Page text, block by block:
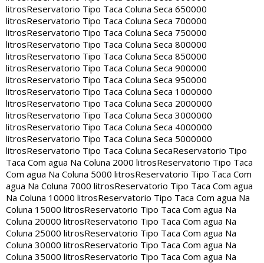
litrosReservatorio Tipo Taca Coluna Seca 650000
litrosReservatorio Tipo Taca Coluna Seca 700000
litrosReservatorio Tipo Taca Coluna Seca 750000
litrosReservatorio Tipo Taca Coluna Seca 800000
litrosReservatorio Tipo Taca Coluna Seca 850000
litrosReservatorio Tipo Taca Coluna Seca 900000
litrosReservatorio Tipo Taca Coluna Seca 950000
litrosReservatorio Tipo Taca Coluna Seca 1000000
litrosReservatorio Tipo Taca Coluna Seca 2000000
litrosReservatorio Tipo Taca Coluna Seca 3000000
litrosReservatorio Tipo Taca Coluna Seca 4000000
litrosReservatorio Tipo Taca Coluna Seca 5000000
litrosReservatorio Tipo Taca Coluna SecaReservatorio Tipo
Taca Com agua Na Coluna 2000 litrosReservatorio Tipo Taca
Com agua Na Coluna 5000 litrosReservatorio Tipo Taca Com
agua Na Coluna 7000 litrosReservatorio Tipo Taca Com agua
Na Coluna 10000 litrosReservatorio Tipo Taca Com agua Na
Coluna 15000 litrosReservatorio Tipo Taca Com agua Na
Coluna 20000 litrosReservatorio Tipo Taca Com agua Na
Coluna 25000 litrosReservatorio Tipo Taca Com agua Na
Coluna 30000 litrosReservatorio Tipo Taca Com agua Na
Coluna 35000 litrosReservatorio Tipo Taca Com agua Na